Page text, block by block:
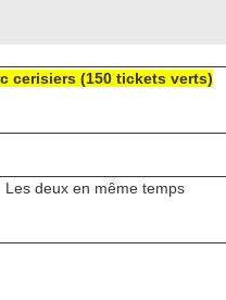
cerisiers (150 tickets verts)
Les deux en même temps